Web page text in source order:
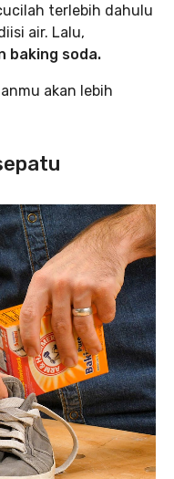
terlebih dahulu
air. Lalu,
baking soda.
akan lebih